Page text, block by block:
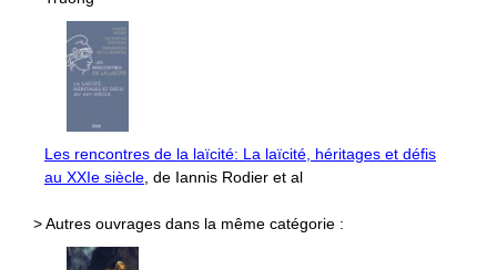
Les rencontres de la laïcité: La laïcité, héritages et défis
au XXIe siècle , de Iannis Rodier et al
> Autres ouvrages dans la même catégorie :